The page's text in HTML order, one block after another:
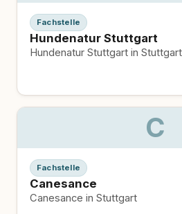
Fachstelle
Hundenatur Stuttgart
Hundenatur Stuttgart in Stuttgart
C
Fachstelle
Canesance
Canesance in Stuttgart